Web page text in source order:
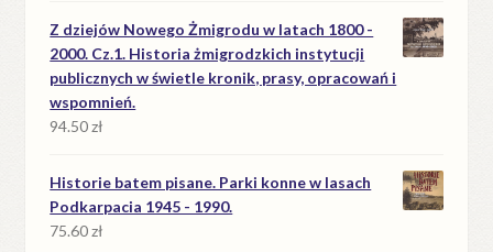
Z dziejów Nowego Żmigrodu w latach 1800 -
2000. Cz.1. Historia żmigrodzkich instytucji
publicznych w świetle kronik, prasy, opracowań i
wspomnień.
94.50zł
Historie batem pisane. Parki konne w lasach
Podkarpacia 1945 - 1990.
75.60zł